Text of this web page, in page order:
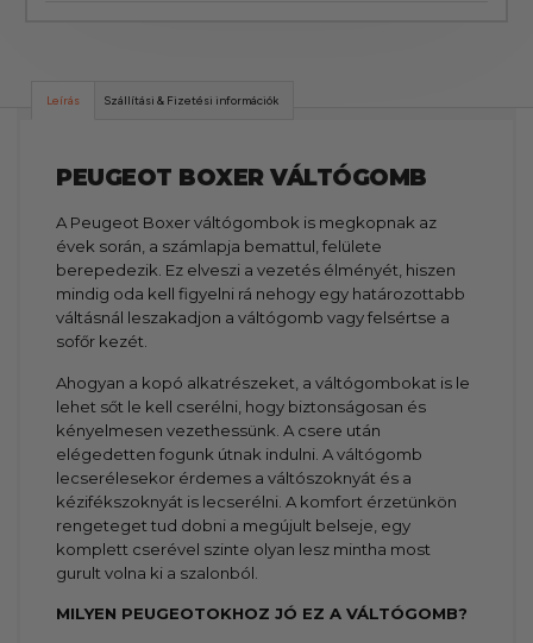
Leírás Szállítási & Fizetési információk
PEUGEOT BOXER VÁLTÓGOMB
A Peugeot Boxer váltógombok is megkopnak az
évek során, a számlapja bemattul, felülete
berepedezik. Ez elveszi a vezetés élményét, hiszen
mindig oda kell figyelni rá nehogy egy határozottabb
váltásnál leszakadjon a váltógomb vagy felsértse a
sofőr kezét.
Ahogyan a kopó alkatrészeket, a váltógombokat is le
lehet sőt le kell cserélni, hogy biztonságosan és
kényelmesen vezethessünk. A csere után
elégedetten fogunk útnak indulni. A váltógomb
lecserélesekor érdemes a váltószoknyát és a
kézifékszoknyát is lecserélni. A komfort érzetünkön
rengeteget tud dobni a megújult belseje, egy
komplett cserével szinte olyan lesz mintha most
gurult volna ki a szalonból.
MILYEN PEUGEOTOKHOZ JÓ EZ A VÁLTÓGOMB?